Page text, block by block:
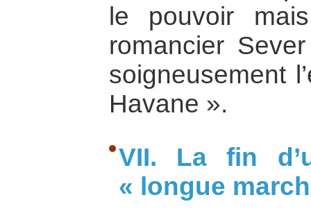
le pouvoir
romancier
soigneusement
Havane ».
VII. La fin
« longue